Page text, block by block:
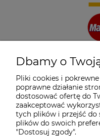
Dbamy o
Pliki cookies i
poprawne działanie
dostosować ofertę do
zaakceptować
tych plików i przejść do
plików do swoich
"Dostosuj zgody".